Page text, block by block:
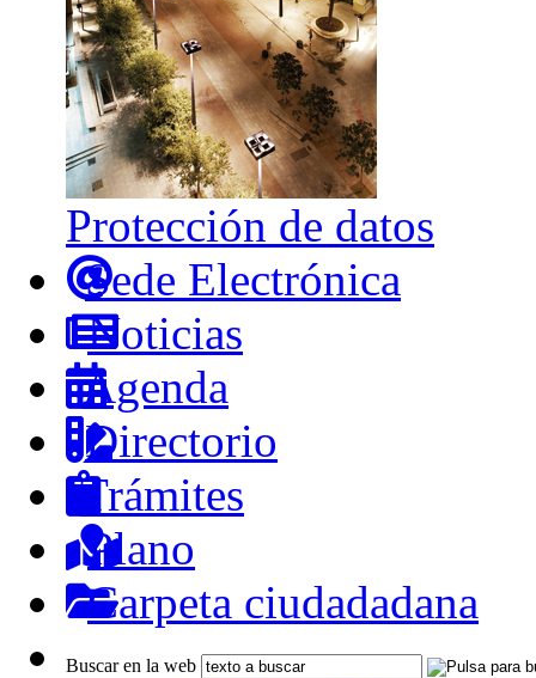
Protección de datos
Sede Electrónica
Noticias
Agenda
Directorio
Trámites
Plano
Carpeta ciudadadana
Buscar en la web